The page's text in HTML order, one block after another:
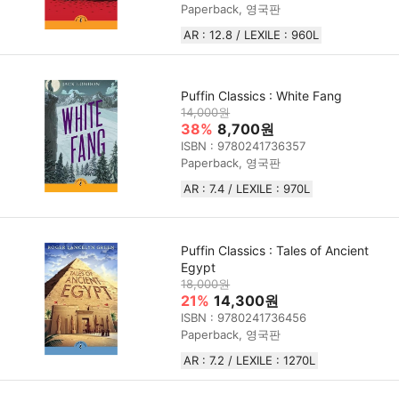
Paperback, 영국판
AR : 12.8 / LEXILE : 960L
Puffin Classics : White Fang
14,000원
38% 8,700원
ISBN : 9780241736357
Paperback, 영국판
AR : 7.4 / LEXILE : 970L
Puffin Classics : Tales of Ancient
Egypt
18,000원
21% 14,300원
ISBN : 9780241736456
Paperback, 영국판
AR : 7.2 / LEXILE : 1270L